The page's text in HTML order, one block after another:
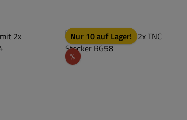
Nur 10 auf Lager!
%Rabatt